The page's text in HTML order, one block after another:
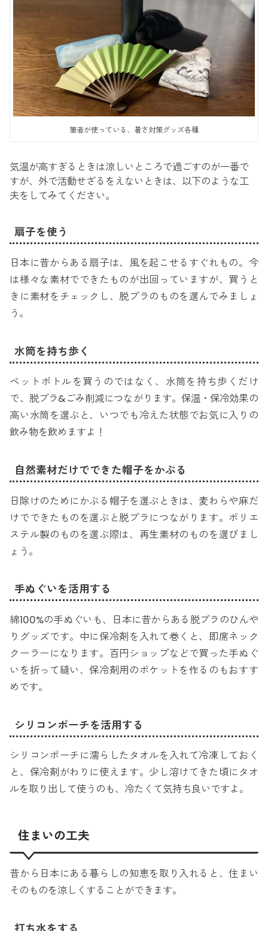
筆者が使っている、暑さ対策グッズ各種
気温が高すぎるときは涼しいところで過ごすのが一番で
すが、外で活動せざるをえないときは、以下のような工
夫をしてみてください。
扇子を使う
日本に昔からある扇子は、風を起こせるすぐれもの。今
は様々な素材でできたものが出回っていますが、買うと
きに素材をチェックし、脱プラのものを選んでみましょ
う。
水筒を持ち歩く
ペットボトルを買うのではなく、水筒を持ち歩くだけ
で、脱プラ&ごみ削減につながります。保温・保冷効果の
高い水筒を選ぶと、いつでも冷えた状態でお気に入りの
飲み物を飲めますよ！
自然素材だけでできた帽子をかぶる
日除けのためにかぶる帽子を選ぶときは、麦わらや麻だ
けでできたものを選ぶと脱プラにつながります。ポリエ
ステル製のものを選ぶ際は、再生素材のものを選びまし
ょう。
手ぬぐいを活用する
綿100%の手ぬぐいも、日本に昔からある脱プラのひんや
りグッズです。中に保冷剤を入れて巻くと、即席ネック
クーラーになります。百円ショップなどで買った手ぬぐ
いを折って縫い、保冷剤用のポケットを作るのもおすす
めです。
シリコンポーチを活用する
シリコンポーチに濡らしたタオルを入れて冷凍しておく
と、保冷剤がわりに使えます。少し溶けてきた頃にタオ
ルを取り出して使うのも、冷たくて気持ち良いですよ。
住まいの工夫
昔から日本にある暮らしの知恵を取り入れると、住まい
そのものを涼しくすることができます。